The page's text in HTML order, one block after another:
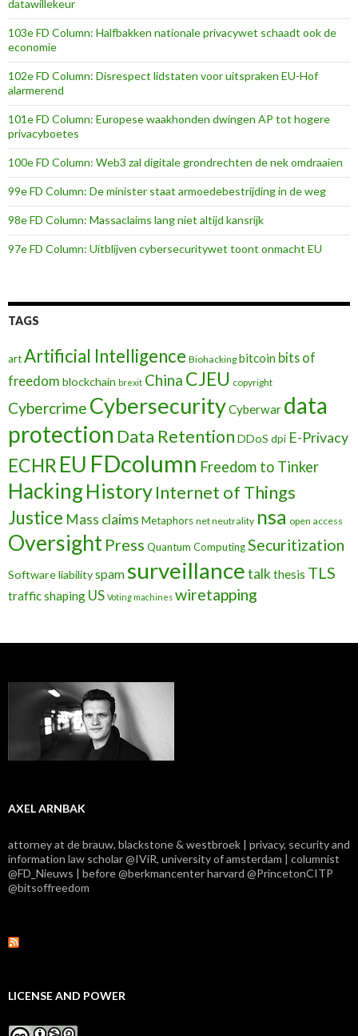
datawillekeur
103e FD Column: Halfbakken nationale privacywet schaadt ook de
economie
102e FD Column: Disrespect lidstaten voor uitspraken EU-Hof
alarmerend
101e FD Column: Europese waakhonden dwingen AP tot hogere
privacyboetes
100e FD Column: Web3 zal digitale grondrechten de nek omdraaien
99e FD Column: De minister staat armoedebestrijding in de weg
98e FD Column: Massaclaims lang niet altijd kansrijk
97e FD Column: Uitblijven cybersecuritywet toont onmacht EU
TAGS
artArtificial Intelligence Biohacking bitcoin bits of
freedom blockchain brexit China CJEU copyright
Cybercrime CybersecurityCyberwar data
protection Data Retention DDoS dpi E-Privacy
ECHR EU FDcolumn Freedom to Tinker
HackingHistoryInternet of Things
Justice Mass claims Metaphors net neutrality nsa open access
Oversight Press Quantum ComputingSecuritization
Software liabilityspamsurveillancetalkthesis TLS
traffic shaping US Voting machines wiretapping
AXEL ARNBAK
attorney at de brauw, blackstone & westbroek | privacy, security and
information law scholar @IViR, university of amsterdam | columnist
@FD_Nieuws | before @berkmancenter harvard @PrincetonCITP
@bitsoffreedom
LICENSE AND POWER